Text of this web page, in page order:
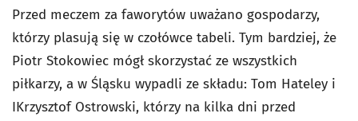
Przed meczem za faworytów uważano gospodarzy,
którzy plasują się w czołówce tabeli. Tym bardziej, że
Piotr Stokowiec mógł skorzystać ze wszystkich
piłkarzy, a w Śląsku wypadli ze składu: Tom Hateley i
IKrzysztof Ostrowski, którzy na kilka dni przed